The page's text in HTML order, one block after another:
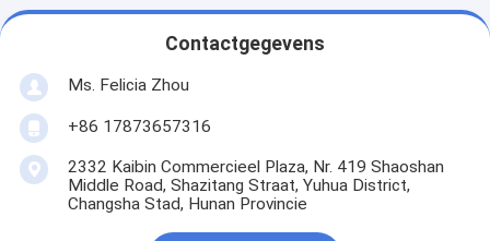
Contactgegevens
Ms. Felicia Zhou
+86 17873657316
2332 Kaibin Commercieel Plaza, Nr. 419 Shaoshan
Middle Road, Shazitang Straat, Yuhua District,
Changsha Stad, Hunan Provincie